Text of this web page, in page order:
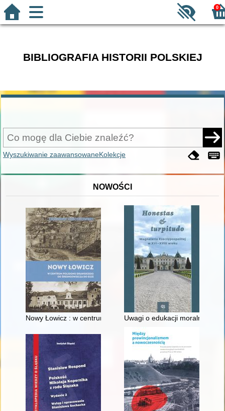
0
BIBLIOGRAFIA HISTORII POLSKIEJ
Wyszukiwanie zaawansowaneKolekcje
NOWOŚCI
Nowy Łowicz : w centrum poligonu drawskiego od
Uwagi o edukacji moralnej